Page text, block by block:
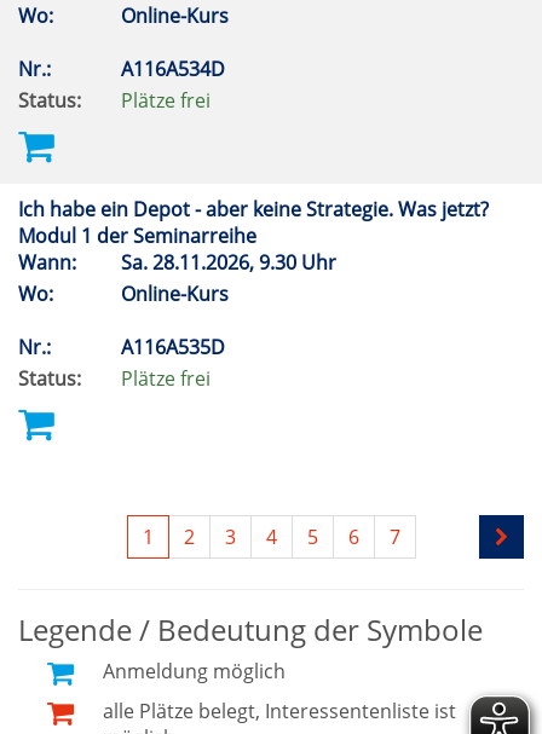
Wo:
Online-Kurs
Nr.:
A116A534D
Status:
Plätze frei
Ich habe ein Depot - aber keine Strategie. Was jetzt?
Modul 1 der Seminarreihe
Wann:
Sa.28.11.2026, 9.30 Uhr
Wo:
Online-Kurs
Nr.:
A116A535D
Status:
Plätze frei
1 2 3 4 5 6 7
Legende / Bedeutung der Symbole
Anmeldung möglich
alle Plätze belegt, Interessentenliste ist